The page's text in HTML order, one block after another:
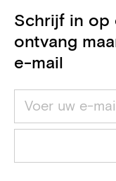
Schrijf in op
ontvang
e-mail